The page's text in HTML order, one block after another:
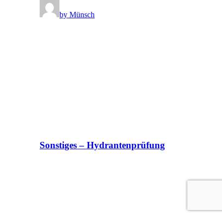
by Münsch
Sonstiges – Hydrantenprüfung